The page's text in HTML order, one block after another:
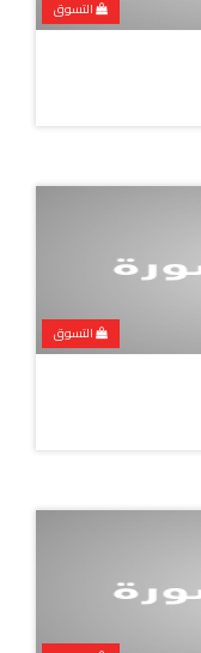
التسوق
التسوق